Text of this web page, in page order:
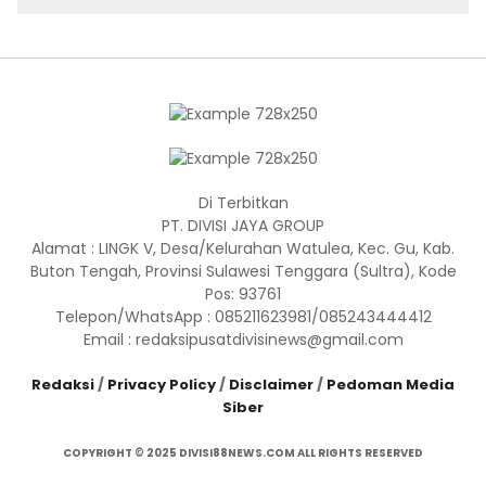
Di Terbitkan
PT. DIVISI JAYA GROUP
Alamat : LINGK V, Desa/Kelurahan Watulea, Kec. Gu, Kab.
Buton Tengah, Provinsi Sulawesi Tenggara (Sultra), Kode
Pos: 93761
Telepon/WhatsApp : 085211623981/085243444412
Email : redaksipusatdivisinews@gmail.com
Redaksi/ Privacy Policy/ Disclaimer/ Pedoman Media
Siber
COPYRIGHT © 2025 DIVISI88NEWS.COM ALL RIGHTS RESERVED